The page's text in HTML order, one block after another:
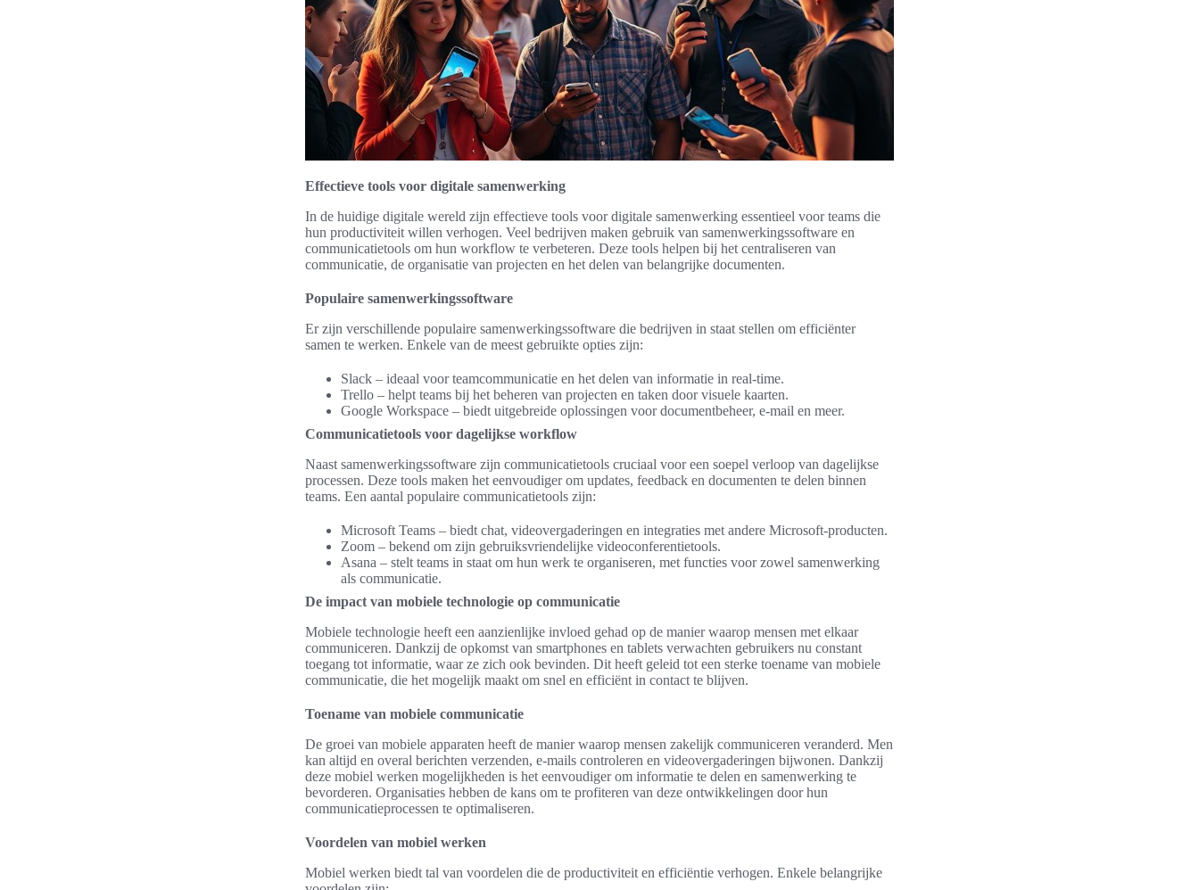
Effectieve tools voor digitale samenwerking
In de huidige digitale wereld zijn effectieve tools voor digitale samenwerking essentieel voor teams die
hun productiviteit willen verhogen. Veel bedrijven maken gebruik van samenwerkingssoftware en
communicatietools om hun workflow te verbeteren. Deze tools helpen bij het centraliseren van
communicatie, de organisatie van projecten en het delen van belangrijke documenten.
Populaire samenwerkingssoftware
Er zijn verschillende populaire samenwerkingssoftware die bedrijven in staat stellen om efficiënter
samen te werken. Enkele van de meest gebruikte opties zijn:
Slack – ideaal voor teamcommunicatie en het delen van informatie in real-time.
Trello – helpt teams bij het beheren van projecten en taken door visuele kaarten.
Google Workspace – biedt uitgebreide oplossingen voor documentbeheer, e-mail en meer.
Communicatietools voor dagelijkse workflow
Naast samenwerkingssoftware zijn communicatietools cruciaal voor een soepel verloop van dagelijkse
processen. Deze tools maken het eenvoudiger om updates, feedback en documenten te delen binnen
teams. Een aantal populaire communicatietools zijn:
Microsoft Teams – biedt chat, videovergaderingen en integraties met andere Microsoft-producten.
Zoom – bekend om zijn gebruiksvriendelijke videoconferentietools.
Asana – stelt teams in staat om hun werk te organiseren, met functies voor zowel samenwerking
als communicatie.
De impact van mobiele technologie op communicatie
Mobiele technologie heeft een aanzienlijke invloed gehad op de manier waarop mensen met elkaar
communiceren. Dankzij de opkomst van smartphones en tablets verwachten gebruikers nu constant
toegang tot informatie, waar ze zich ook bevinden. Dit heeft geleid tot een sterke toename van mobiele
communicatie, die het mogelijk maakt om snel en efficiënt in contact te blijven.
Toename van mobiele communicatie
De groei van mobiele apparaten heeft de manier waarop mensen zakelijk communiceren veranderd. Men
kan altijd en overal berichten verzenden, e-mails controleren en videovergaderingen bijwonen. Dankzij
deze mobiel werken mogelijkheden is het eenvoudiger om informatie te delen en samenwerking te
bevorderen. Organisaties hebben de kans om te profiteren van deze ontwikkelingen door hun
communicatieprocessen te optimaliseren.
Voordelen van mobiel werken
Mobiel werken biedt tal van voordelen die de productiviteit en efficiëntie verhogen. Enkele belangrijke